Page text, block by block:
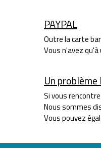
PAYPAL
Outre la carte
Vous n'avez
Un
Si vous
Nous sommes
Vous pouvez